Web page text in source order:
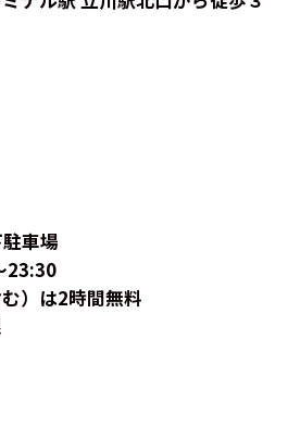
車場
23:30
）は2時間無料